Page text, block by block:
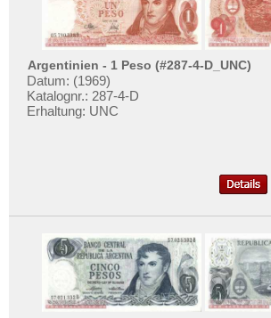
Argentinien - 1 Peso (#287-4-D_UNC)
Datum: (1969)
Katalognr.: 287-4-D
Erhaltung: UNC